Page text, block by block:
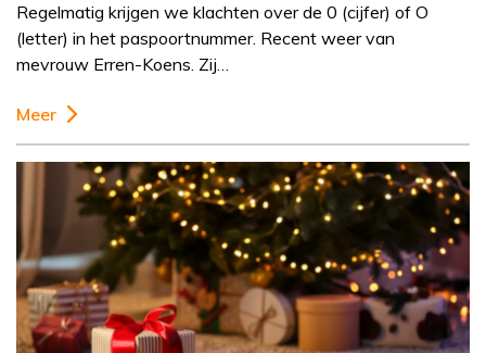
Regelmatig krijgen we klachten over de 0 (cijfer) of O
(letter) in het paspoortnummer. Recent weer van
mevrouw Erren-Koens. Zij…
Meer
Column
Jeanine Janssen